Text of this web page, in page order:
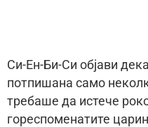
Си-Ен-Би-Си објави
потпишана само
требаше да истече
гореспоменатите